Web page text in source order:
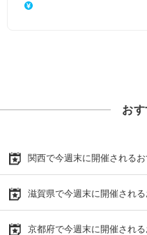
お
関西で今週末に開催される
滋賀県で今週末に開催され
京都府で今週末に開催され